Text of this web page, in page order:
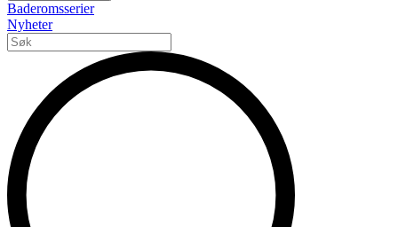
Baderomsserier
Nyheter